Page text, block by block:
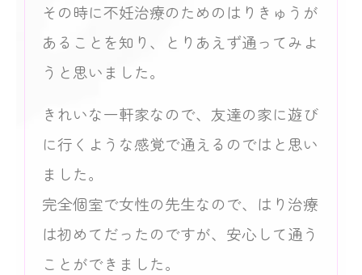
その時に不妊治療のためのはりきゅうが
あることを知り、とりあえず通ってみよ
うと思いました。
きれいな一軒家なので、友達の家に遊び
に行くような感覚で通えるのではと思い
ました。
完全個室で女性の先生なので、はり治療
は初めてだったのですが、安心して通う
ことができました。